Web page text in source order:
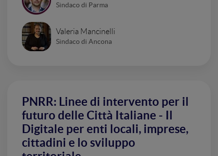
Sindaco di Parma
Valeria Mancinelli
Sindaco di Ancona
PNRR: Linee di intervento per il
futuro delle Città Italiane - Il
Digitale per enti locali, imprese,
cittadini e lo sviluppo